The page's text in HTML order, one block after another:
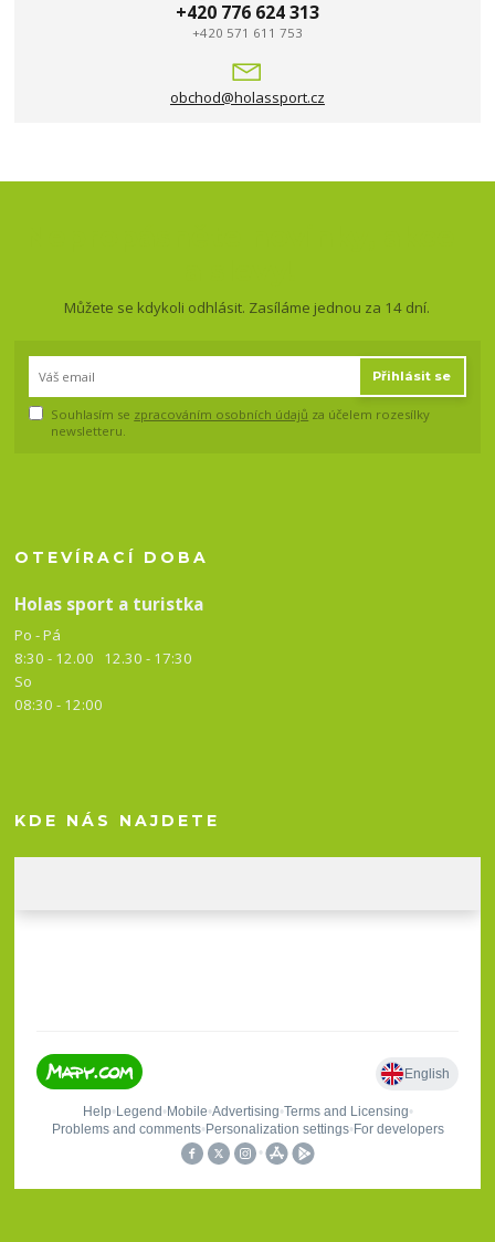
+420 776 624 313
+420 571 611 753
obchod@holassport.cz
Můžete se kdykoli odhlásit. Zasíláme jednou za 14 dní.
Přihlásit se
Souhlasím se zpracováním osobních údajů za účelem rozesílky
newsletteru.
OTEVÍRACÍ DOBA
Holas sport a turistka
Po - Pá
8:30 - 12.00 12.30 - 17:30
So
08:30 - 12:00
KDE NÁS NAJDETE